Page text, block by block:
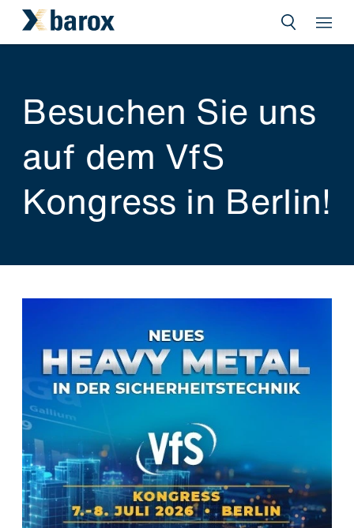
Besuchen Sie uns
auf dem VfS
Kongress in Berlin!